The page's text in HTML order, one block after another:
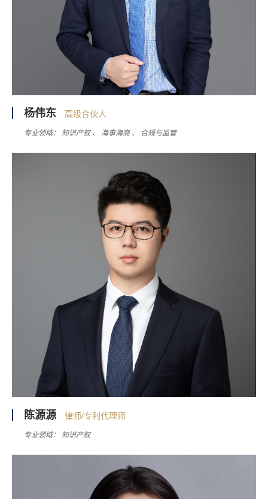
杨伟东 高级合伙人
专业领域： 知识产权 海事海商 合规与监管
陈源源 律师/专利代理师
专业领域： 知识产权